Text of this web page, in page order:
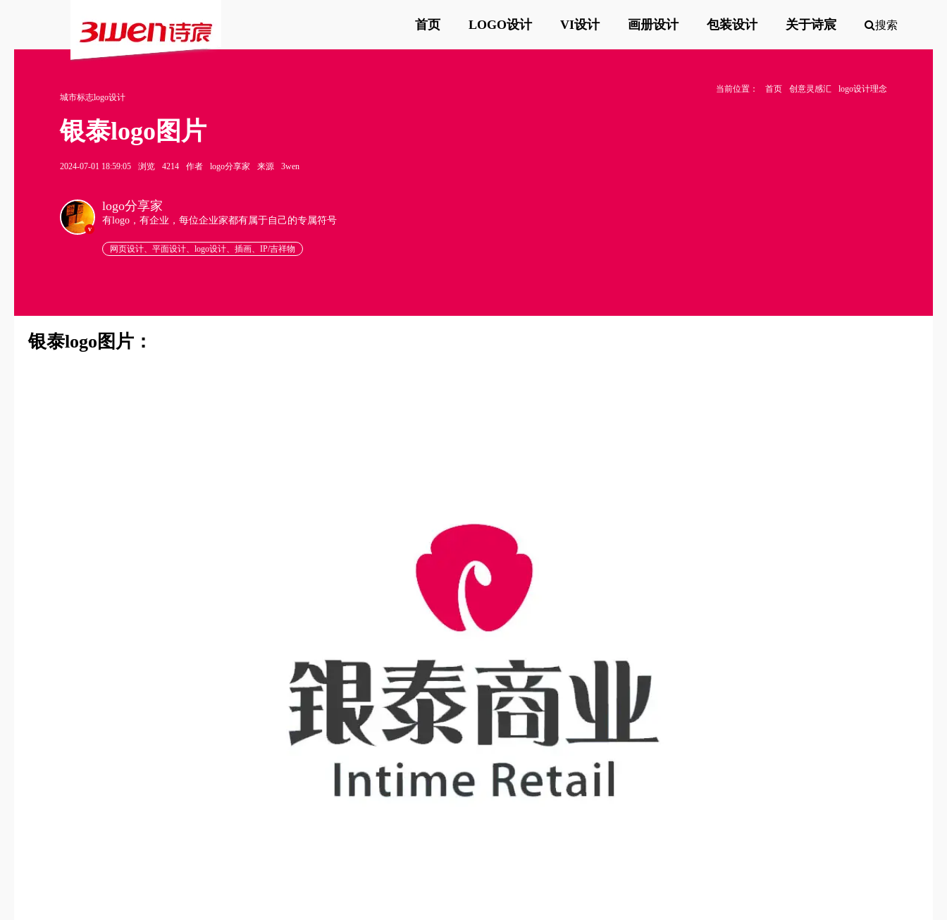
首页 LOGO设计 VI设计 画册设计 包装设计 关于诗宸 搜索
当前位置： 首页 创意灵感汇
logo设计理念
城市标志logo设计
银泰logo图片
2024-07-01 18:59:05 浏览 4214 作者 logo分享家 来源 3wen
v
logo分享家
有logo，有企业，每位企业家都有属于自己的专属符号
网页设计、平面设计、logo设计、插画、IP/吉祥物
银泰logo图片：